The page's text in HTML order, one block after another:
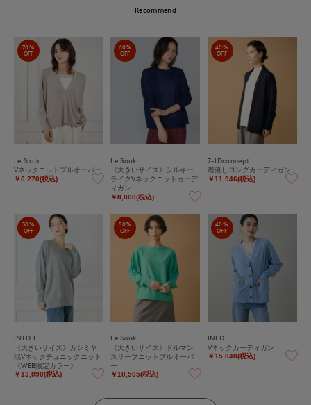
Recommend
70%
OFF
Le Souk
Vネックニットプルオーバー
￥6,270(税込)
60%
OFF
Le Souk
《大きいサイズ》シルキー
ライクVネックニットカーデ
ィガン
￥8,800(税込)
40%
OFF
7-IDconcept.
着流しロングカーディガン
￥11,946(税込)
30%
OFF
INED L
《大きいサイズ》カシミヤ
混Vネックチュニックニット
《WEB限定カラー》
￥13,090(税込)
50%
OFF
Le Souk
《大きいサイズ》ドルマン
スリーブニットプルオーバ
ー
￥10,505(税込)
40%
OFF
INED
Vネックカーディガン
￥15,840(税込)